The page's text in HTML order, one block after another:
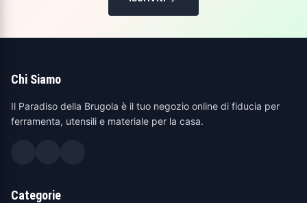
Chi Siamo
Il Paradiso della Brugola è il tuo negozio online di fiducia per
ferramenta, utensili e materiale per la casa.
Categorie